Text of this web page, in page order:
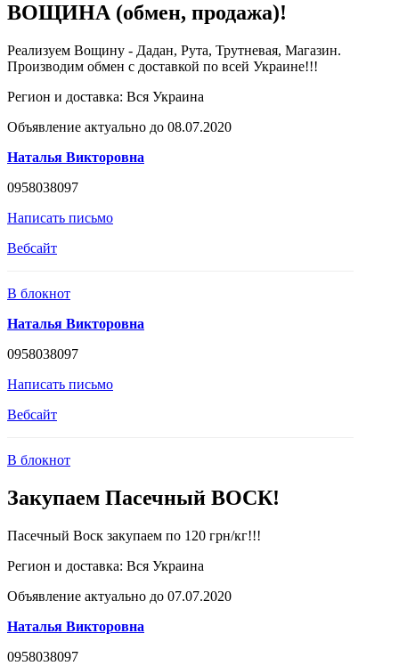
ВОЩИНА (обмен, продажа)!
Реализуем Вощину - Дадан, Рута, Трутневая, Магазин.
Производим обмен с доставкой по всей Украине!!!
Регион и доставка: Вся Украина
Объявление актуально до 08.07.2020
Наталья Викторовна
0958038097
Написать письмо
Вебсайт
В блокнот
Наталья Викторовна
0958038097
Написать письмо
Вебсайт
В блокнот
Закупаем Пасечный ВОСК!
Пасечный Воск закупаем по 120 грн/кг!!!
Регион и доставка: Вся Украина
Объявление актуально до 07.07.2020
Наталья Викторовна
0958038097